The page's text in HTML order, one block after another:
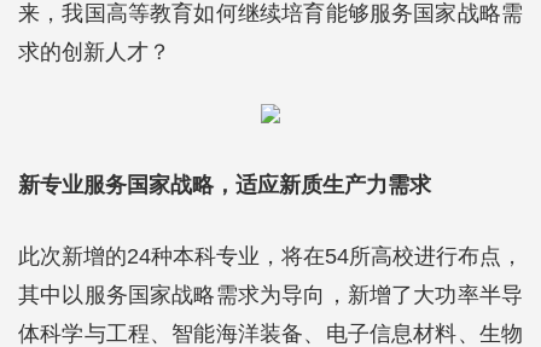
来，我国高等教育如何继续培育能够服务国家战略需
求的创新人才？
新专业服务国家战略，适应新质生产力需求
此次新增的24种本科专业，将在54所高校进行布点，
其中以服务国家战略需求为导向，新增了大功率半导
体科学与工程、智能海洋装备、电子信息材料、生物